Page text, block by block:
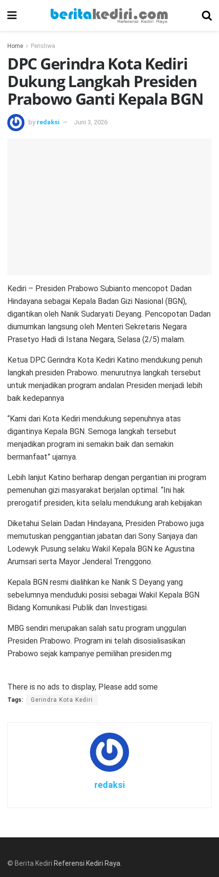
Home Peristiwa
DPC Gerindra Kota Kediri
Dukung Langkah Presiden
Prabowo Ganti Kepala BGN
by redaksi Juni 3, 2026
Kediri – Presiden Prabowo Subianto mencopot Dadan
Hindayana sebagai Kepala Badan Gizi Nasional (BGN),
digantikan oleh Nanik Sudaryati Deyang. Pencopotan Dadan
diumumkan langsung oleh Menteri Sekretaris Negara
Prasetyo Hadi di Istana Negara, Selasa (2/5) malam.
Ketua DPC Gerindra Kota Kediri Katino mendukung penuh
langkah presiden Prabowo. menurutnya langkah tersebut
untuk menjadikan program andalan Presiden menjadi lebih
baik kedepannya
“Kami dari Kota Kediri mendukung sepenuhnya atas
digantinya Kepala BGN. Semoga langkah tersebut
menjadikan program ini semakin baik dan semakin
bermanfaat” ujarnya.
Lebih lanjut Katino berharap dengan pergantian ini program
pemenuhan gizi masyarakat berjalan optimal. “Ini hak
prerogatif presiden, kita selalu mendukung arah kebijakan
Diketahui Selain Dadan Hindayana, Presiden Prabowo juga
memutuskan penggantian jabatan dari Sony Sanjaya dan
Lodewyk Pusung selaku Wakil Kepala BGN ke Agustina
Arumsari serta Mayor Jenderal Trenggono.
Kepala BGN resmi dialihkan ke Nanik S Deyang yang
sebelumnya menduduki posisi sebagai Wakil Kepala BGN
Bidang Komunikasi Publik dan Investigasi.
MBG sendiri merupakan salah satu program unggulan
Presiden Prabowo. Program ini telah disosialisasikan
Prabowo sejak kampanye pemilihan presiden.mg
There is no ads to display, Please add some
Tags: Gerindra Kota Kediri
redaksi
© Berita Kediri Referensi Kediri Raya